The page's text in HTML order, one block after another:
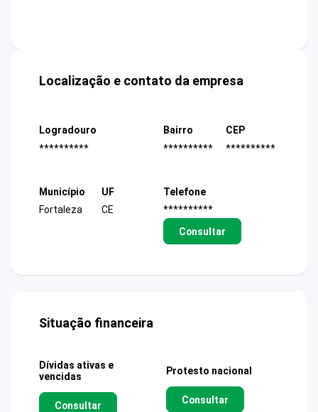
Localização e contato da empresa
Logradouro
**********
Bairro
**********
CEP
**********
Município
Fortaleza
UF
CE
Telefone
**********
Consultar
Situação financeira
Dívidas ativas e
vencidas
Consultar
Protesto nacional
Consultar